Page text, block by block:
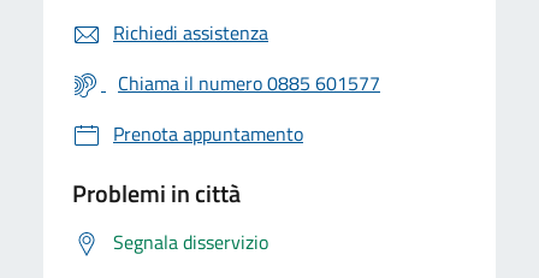
Richiedi assistenza
Chiama il numero 0885 601577
Prenota appuntamento
Problemi in città
Segnala disservizio